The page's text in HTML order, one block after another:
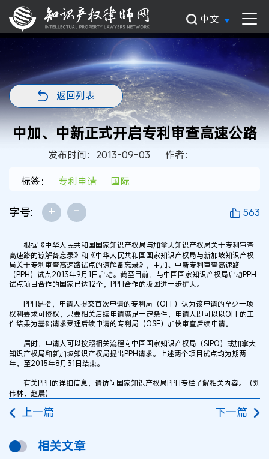
中文
返回列表
中加、中新正式开启专利审查高速公路
发布时间：2013-09-03
作者：
标签：
专利申请 国际
字号: + - 563
根据《中华人民共和国国家知识产权局与加拿大知识产权局关于专利审查
高速路的谅解备忘录》和《中华人民共和国国家知识产权局与新加坡知识产权
局关于专利审查高速路试点的谅解备忘录》，中加、中新专利审查高速路
（PPH）试点2013年9月1日启动。截至目前，与中国国家知识产权局启动PPH
试点项目合作的国家已达12个，PPH合作的版图进一步扩大。
PPH是指，申请人提交首次申请的专利局（OFF）认为该申请的至少一项
权利要求可授权，只要相关后续申请满足一定条件，申请人即可以以OFF的工
作结果为基础请求受理后续申请的专利局（OSF）加快审查后续申请。
届时，申请人可以按照相关流程向中国国家知识产权局（SIPO）或加拿大
知识产权局和新加坡知识产权局提出PPH请求。上述两个项目试点均为期两
年，至2015年8月31日结束。
有关PPH的详细信息，请访问国家知识产权局PPH专栏了解相关内容。（刘
伟林、赵晨）
上一篇 下一篇
相关文章